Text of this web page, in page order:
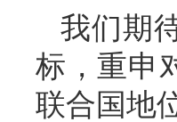
我们期
标，重申
联合国地